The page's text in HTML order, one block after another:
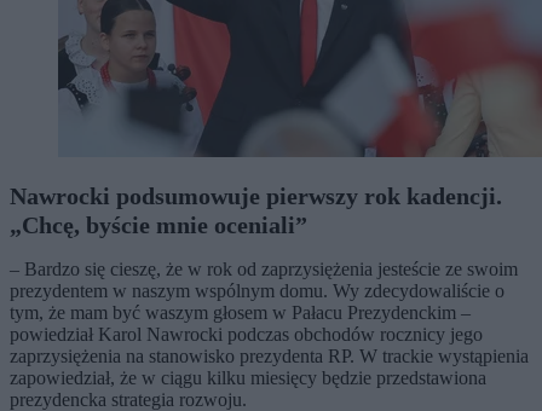
Nawrocki podsumowuje pierwszy rok kadencji.
„Chcę, byście mnie oceniali”
– Bardzo się cieszę, że w rok od zaprzysiężenia jesteście ze swoim
prezydentem w naszym wspólnym domu. Wy zdecydowaliście o
tym, że mam być waszym głosem w Pałacu Prezydenckim –
powiedział Karol Nawrocki podczas obchodów rocznicy jego
zaprzysiężenia na stanowisko prezydenta RP. W trackie wystąpienia
zapowiedział, że w ciągu kilku miesięcy będzie przedstawiona
prezydencka strategia rozwoju.